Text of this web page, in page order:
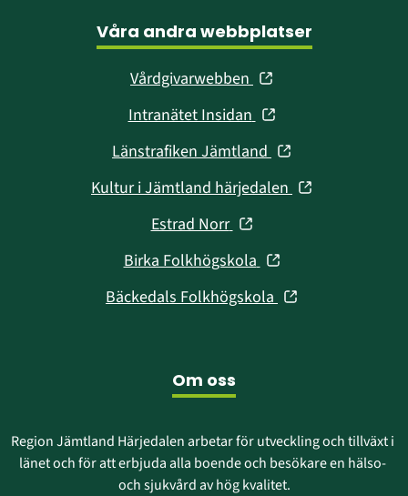
Våra andra webbplatser
Vårdgivarwebben (öppnas
nytt
fönster)
Intranätet Insidan (öppnas
nytt
fönster)
Länstrafiken Jämtland (öppnas
nytt
Kultur i Jämtland härjedalen (öppnas
Estrad Norr (öppnas
nytt
fönster)
Birka Folkhögskola (öppnas
nytt
Bäckedals Folkhögskola (öppnas
Om oss
Region Jämtland Härjedalen arbetar för utveckling och tillväxt i
länet och för att erbjuda alla boende och besökare en hälso-
och sjukvård av hög kvalitet.